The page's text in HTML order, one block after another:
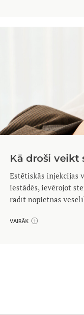
Kā droši veikt
Estētiskās injekcijas
iestādēs, ievērojot
radīt nopietnas
VAIRĀK